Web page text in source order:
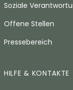
Soziale
Offene Stellen
Pressebereich
HILFE & KONTAKTE